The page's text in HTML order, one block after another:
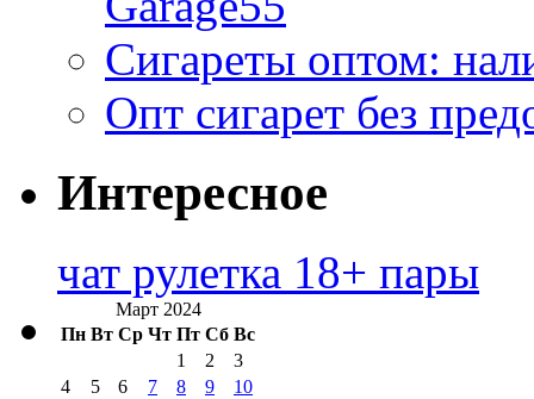
Сигареты оптом:
Опт сигарет без
Интересное
чат рулетка 18+ пары
Март 2024
Пн Вт Ср Чт Пт Сб Вс
1 2
3
4
5 6 7 8 9
10